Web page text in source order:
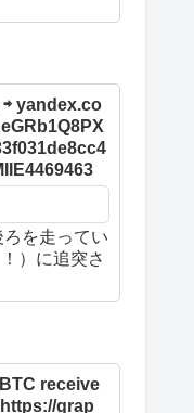
yandex.co
を走ってい
）に追突さ
receive
grap